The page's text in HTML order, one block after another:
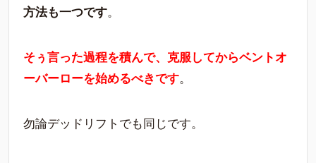
方法も一つです。
そぅ言った過程を積んで、克服してからベントオ
ーバーローを始めるべきです。
勿論デッドリフトでも同じです。